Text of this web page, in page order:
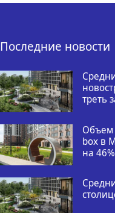
Последние новости
треть
Объем
box в
на 46%